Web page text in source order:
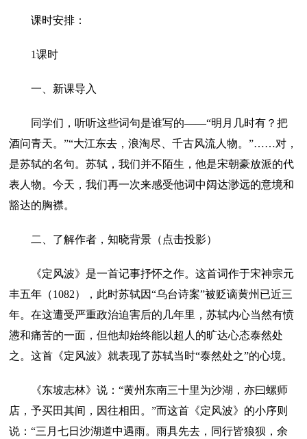
课时安排：
1课时
一、新课导入
同学们，听听这些词句是谁写的——“明月几时有？把
酒问青天。”“大江东去，浪淘尽、千古风流人物。”……对，
是苏轼的名句。苏轼，我们并不陌生，他是宋朝豪放派的代
表人物。今天，我们再一次来感受他词中阔达渺远的意境和
豁达的胸襟。
二、了解作者，知晓背景（点击投影）
《定风波》是一首记事抒怀之作。这首词作于宋神宗元
丰五年（1082），此时苏轼因“乌台诗案”被贬谪黄州已近三
年。在这遭受严重政治迫害后的几年里，苏轼内心当然有愤
懑和痛苦的一面，但他却始终能以超人的旷达心态泰然处
之。这首《定风波》就表现了苏轼当时“泰然处之”的心境。
《东坡志林》说：“黄州东南三十里为沙湖，亦曰螺师
店，予买田其间，因往相田。”而这首《定风波》的小序则
说：“三月七日沙湖道中遇雨。雨具先去，同行皆狼狈，余